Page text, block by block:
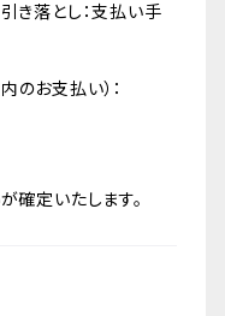
き落とし：支払い手
お支払い）：
確定いたします。